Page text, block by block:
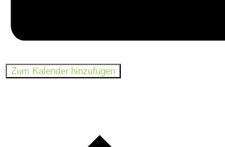
Zum Kalender hinzufügen